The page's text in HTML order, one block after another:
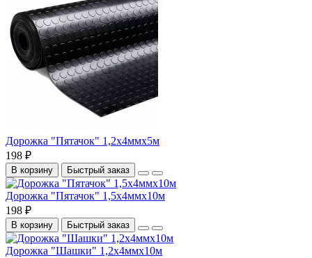
Дорожка "Пятачок" 1,2х4ммх5м
198 ₽
В корзину Быстрый заказ
Дорожка "Пятачок" 1,5х4ммх10м
198 ₽
В корзину Быстрый заказ
Дорожка "Шашки" 1,2х4ммх10м